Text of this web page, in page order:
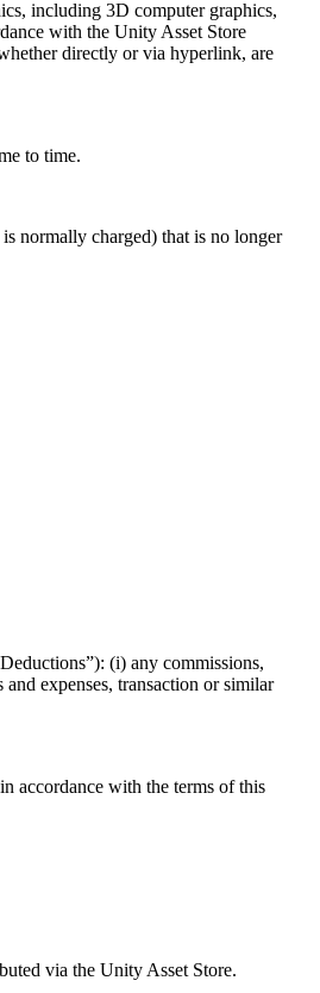
including 3D computer graphics,
with the Unity Asset Store
directly or via hyperlink, are
to time.
normally charged) that is no longer
(i) any commissions,
expenses, transaction or similar
accordance with the terms of this
via the Unity Asset Store.